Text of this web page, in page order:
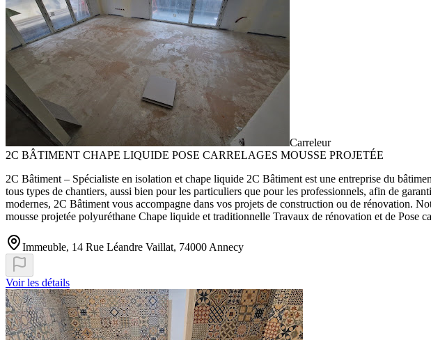
Carreleur
2C BÂTIMENT CHAPE LIQUIDE POSE CARRELAGES MOUSSE PROJETÉE
2C Bâtiment – Spécialiste en isolation et chape liquide 2C Bâtiment est une entreprise du
tous types de chantiers, aussi bien pour les particuliers que pour les professionnels, afin de
modernes, 2C Bâtiment vous accompagne dans vos projets de construction ou de rénovation.
mousse projetée polyuréthane Chape liquide et traditionnelle Travaux de rénovation et de Pose
Immeuble, 14 Rue Léandre Vaillat, 74000 Annecy
Voir les détails